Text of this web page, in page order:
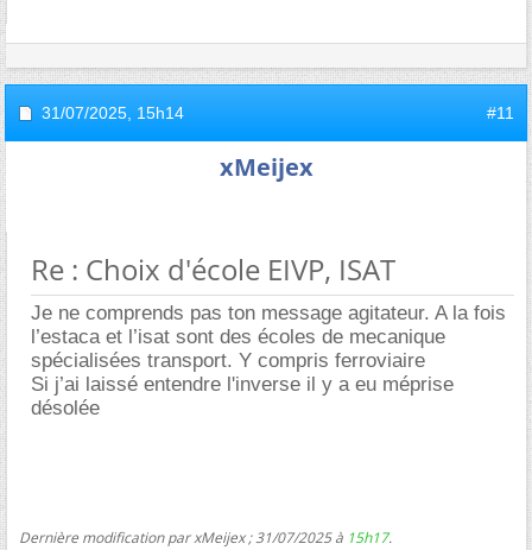
31/07/2025, 15h14 #11
xMeijex
Re : Choix d'école EIVP, ISAT
Je ne comprends pas ton message agitateur. A la fois
l’estaca et l’isat sont des écoles de mecanique
spécialisées transport. Y compris ferroviaire
Si j’ai laissé entendre l'inverse il y a eu méprise
désolée
Dernière modification par xMeijex ; 31/07/2025 à 15h17.